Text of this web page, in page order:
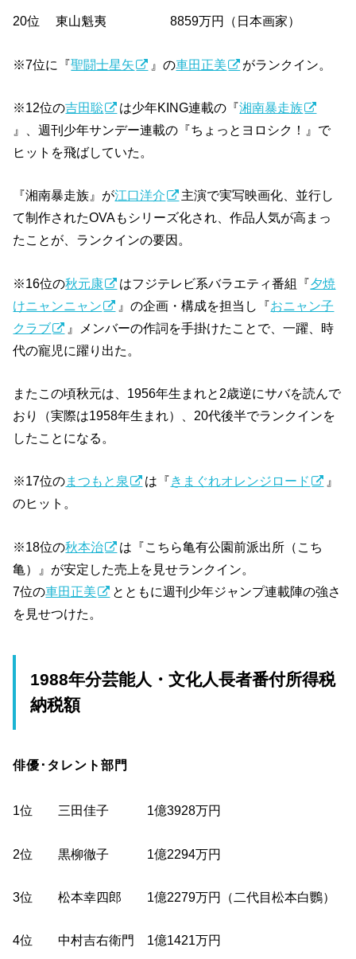
20位 東山魁夷 8859万円（日本画家）
※7位に『聖闘士星矢 』の車田正美 がランクイン。
※12位の吉田聡 は少年KING連載の『湘南暴走族
』、週刊少年サンデー連載の『ちょっとヨロシク！』で
ヒットを飛ばしていた。
『湘南暴走族』が江口洋介
主演で実写映画化、並行し
て制作されたOVAもシリーズ化され、作品人気が高まっ
たことが、ランクインの要因。
※16位の秋元康 はフジテレビ系バラエティ番組『夕焼
けニャンニャン
』の企画・構成を担当し『おニャン子
クラブ
』メンバーの作詞を手掛けたことで、一躍、時
代の寵児に躍り出た。
またこの頃秋元は、1956年生まれと2歳逆にサバを読んで
おり（実際は1958年生まれ）、20代後半でランクインを
したことになる。
※17位のまつもと泉 は『きまぐれオレンジロード
』
のヒット。
※18位の秋本治
は『こちら亀有公園前派出所（こち
亀）』が安定した売上を見せランクイン。
7位の車田正美
とともに週刊少年ジャンプ連載陣の強さ
を見せつけた。
1988年分芸能人・文化人長者番付所得税
納税額
俳優･タレント部門
1位 三田佳子 1億3928万円
2位 黒柳徹子 1億2294万円
3位 松本幸四郎 1億2279万円（二代目松本白鸚）
4位 中村吉右衛門 1億1421万円